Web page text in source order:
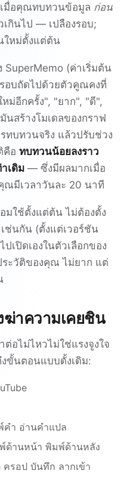
มื่อคุณทบทวนข้อมูล ก่อน
กินไป — เปลืองรอบ;
ใหม่ตั้งแต่ต้น
SuperMemo (ค่าเริ่มต้น
อบถัดไปด้วยตัวคูณคงที่
ม่อีกครั้ง", "ยาก", "ดี",
นสร้างโมเดลของกราฟ
ทบทวนจริง แล้วปรับช่วง
คือ ทบทวนน้อยลงราว
เดิม — ซึ่งมีผลมากเมื่อ
ณมีเวลาวันละ 20 นาที
มใช้ตั้งแต่ต้น ไม่ต้องตั้ง
เช่นกัน (ตั้งแต่เวอร์ชัน
เปิดเองในตัวเลือกของ
ระวัติของคุณ ไม่ยาก แต่
ฆ่าความเคยชิน
อไม่ไหวไม่ใช่แรงจูงใจ
ขั้นตอนแบบดั้งเดิม:
คำ อ่านคำแปล
ด้านหน้า พิมพ์ด้านหลัง
รอป บันทึก ลากเข้า